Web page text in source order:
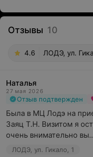
Отзывы 10
4.6 ЛОДЭ, ул.
Наталья
27 мая 2026
Отзыв подтвержден
Была в МЦ Лодэ на
Заяц Т.Н. Визитом я
очень внимательно
ЛОДЭ, ул. Гикало, 1